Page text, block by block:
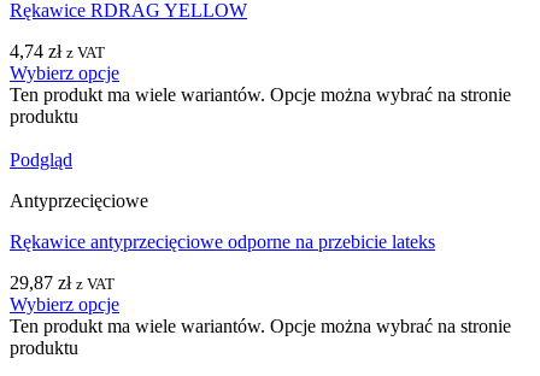
Rękawice RDRAG YELLOW
4,74 zł z VAT
Wybierz opcje
Ten produkt ma wiele wariantów. Opcje można wybrać na stronie
produktu
Podgląd
Antyprzecięciowe
Rękawice antyprzecięciowe odporne na przebicie lateks
29,87 zł z VAT
Wybierz opcje
Ten produkt ma wiele wariantów. Opcje można wybrać na stronie
produktu